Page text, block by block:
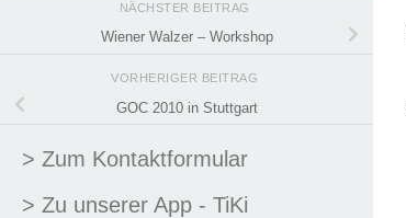
NÄCHSTER BEITRAG
Wiener Walzer – Workshop
VORHERIGER BEITRAG
GOC 2010 in Stuttgart
> Zum Kontaktformular
> Zu unserer App - TiKi